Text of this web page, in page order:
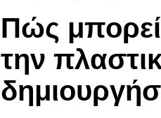
Πώς μπορεί
την